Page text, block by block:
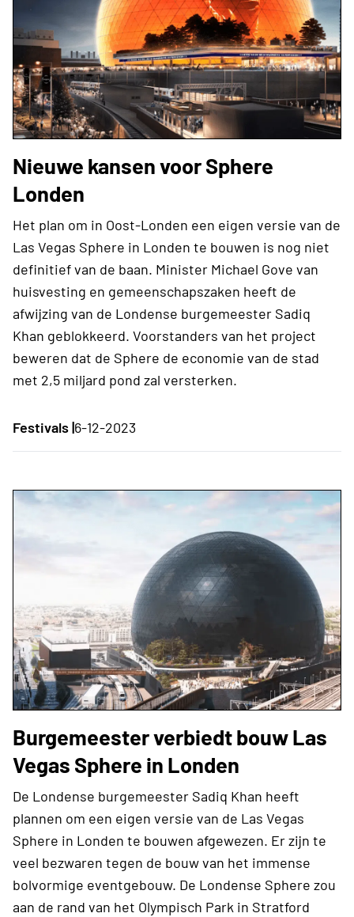
Nieuwe kansen voor Sphere
Londen
Het plan om in Oost-Londen een eigen versie van de
Las Vegas Sphere in Londen te bouwen is nog niet
definitief van de baan. Minister Michael Gove van
huisvesting en gemeenschapszaken heeft de
afwijzing van de Londense burgemeester Sadiq
Khan geblokkeerd. Voorstanders van het project
beweren dat de Sphere de economie van de stad
met 2,5 miljard pond zal versterken.
Festivals |6-12-2023
Burgemeester verbiedt bouw Las
Vegas Sphere in Londen
De Londense burgemeester Sadiq Khan heeft
plannen om een eigen versie van de Las Vegas
Sphere in Londen te bouwen afgewezen. Er zijn te
veel bezwaren tegen de bouw van het immense
bolvormige eventgebouw. De Londense Sphere zou
aan de rand van het Olympisch Park in Stratford